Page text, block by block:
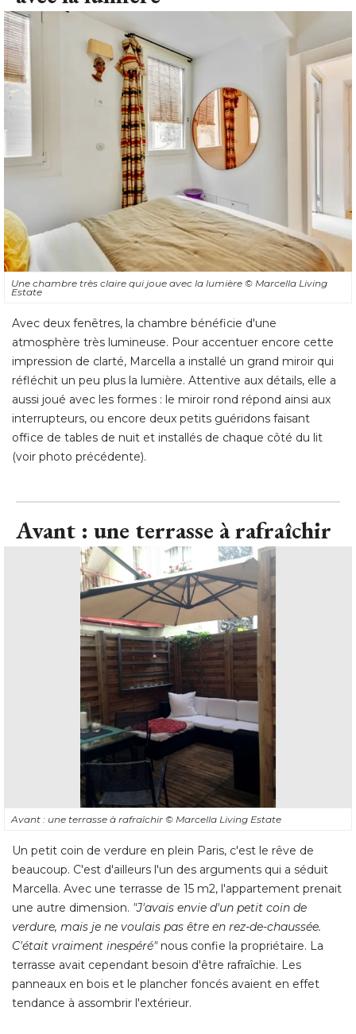
Une chambre très claire qui joue avec la lumière © Marcella Living
Estate
Avec deux fenêtres, la chambre bénéficie d'une
atmosphère très lumineuse. Pour accentuer encore cette
impression de clarté, Marcella a installé un grand miroir qui
réfléchit un peu plus la lumière. Attentive aux détails, elle a
aussi joué avec les formes : le miroir rond répond ainsi aux
interrupteurs, ou encore deux petits guéridons faisant
office de tables de nuit et installés de chaque côté du lit
(voir photo précédente).
Avant : une terrasse à rafraîchir
Avant : une terrasse à rafraîchir © Marcella Living Estate
Un petit coin de verdure en plein Paris, c'est le rêve de
beaucoup. C'est d'ailleurs l'un des arguments qui a séduit
Marcella. Avec une terrasse de 15 m2, l'appartement prenait
une autre dimension. "J'avais envie d'un petit coin de
verdure, mais je ne voulais pas être en rez-de-chaussée.
C'était vraiment inespéré"nous confie la propriétaire. La
terrasse avait cependant besoin d'être rafraîchie. Les
panneaux en bois et le plancher foncés avaient en effet
tendance à assombrir l'extérieur.